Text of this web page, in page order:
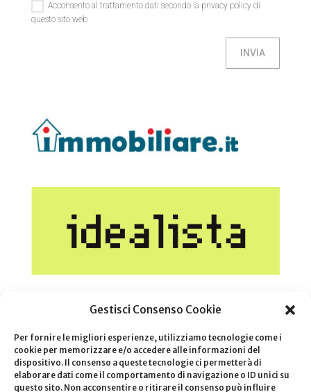
Gestisci Consenso Cookie
Per fornire le migliori esperienze, utilizziamo tecnologie come i
cookie per memorizzare e/o accedere alle informazioni del
dispositivo. Il consenso a queste tecnologie ci permetterà di
elaborare dati come il comportamento di navigazione o ID unici su
questo sito. Non acconsentire o ritirare il consenso può influire
Acconsento al trattamento dati secondo la privacy policy di
questo sito web
INVIA